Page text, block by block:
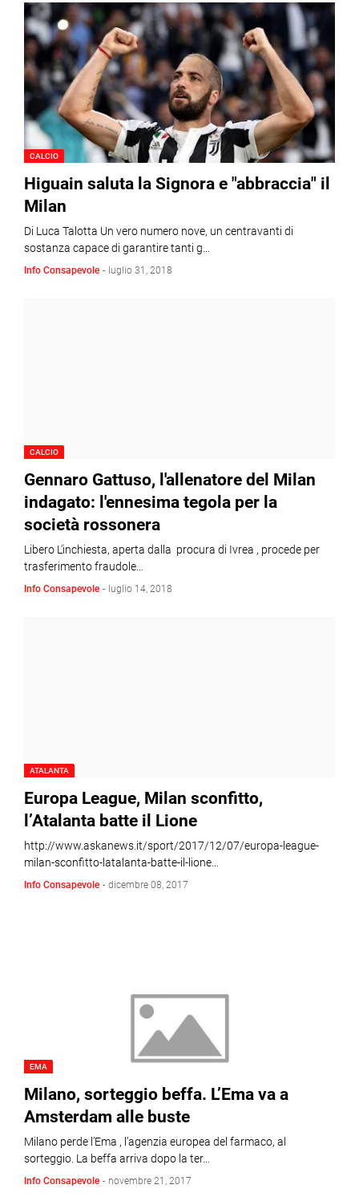
CALCIO
Higuain saluta la Signora e "abbraccia" il
Milan
Di Luca Talotta Un vero numero nove, un centravanti di
sostanza capace di garantire tanti g…
Info Consapevole - luglio 31, 2018
CALCIO
Gennaro Gattuso, l'allenatore del Milan
indagato: l'ennesima tegola per la
società rossonera
Libero L'inchiesta, aperta dalla procura di Ivrea , procede per
trasferimento fraudole…
Info Consapevole - luglio 14, 2018
ATALANTA
Europa League, Milan sconfitto,
l’Atalanta batte il Lione
http://www.askanews.it/sport/2017/12/07/europa-league-
milan-sconfitto-latalanta-batte-il-lione…
Info Consapevole - dicembre 08, 2017
EMA
Milano, sorteggio beffa. L’Ema va a
Amsterdam alle buste
Milano perde l’Ema , l’agenzia europea del farmaco, al
sorteggio. La beffa arriva dopo la ter…
Info Consapevole - novembre 21, 2017